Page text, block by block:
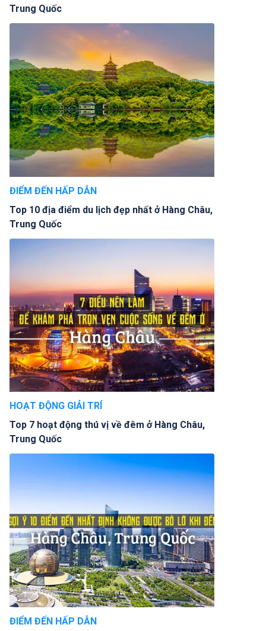
Trung Quốc
ĐIỂM ĐẾN HẤP DẪN
Top 10 địa điểm du lịch đẹp nhất ở Hàng Châu,
Trung Quốc
HOẠT ĐỘNG GIẢI TRÍ
Top 7 hoạt động thú vị về đêm ở Hàng Châu,
Trung Quốc
ĐIỂM ĐẾN HẤP DẪN